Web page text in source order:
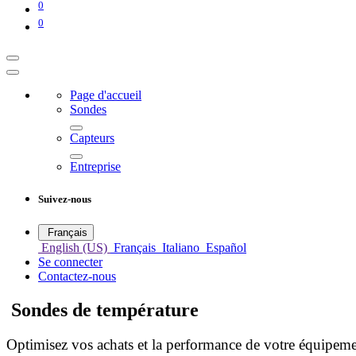
0
0
Page d'accueil
Sondes
Capteurs
Entreprise
Suivez-nous
Français
English (US) Français Italiano Español
Se connecter
Contactez-nous
Sondes de température
Optimisez vos achats et la performance de votre